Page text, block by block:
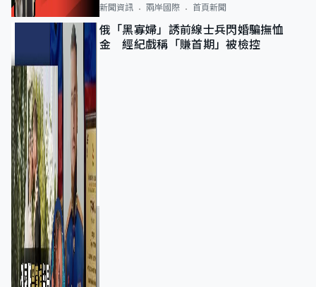
新聞資訊 兩岸國際 首頁新聞
俄「黑寡婦」誘前線士兵閃婚騙撫恤
金 經紀戲稱「賺首期」被檢控